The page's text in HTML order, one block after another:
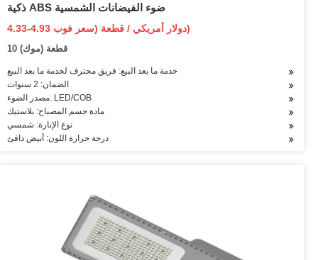
ذكية ABS ضوء الفيضانات الشمسية
4.33-4.93 دولار أمريكي / قطعة (سعر فوب)
10 قطعة (موك)
خدمة ما بعد البيع: فريق محترف لخدمة ما بعد البيع
الضمان: 2 سنوات
مصدر الضوء: LED/COB
مادة جسم المصباح: بلاستيك
نوع الإنارة: شمسي
درجة حرارة اللون: أبيض دافئ